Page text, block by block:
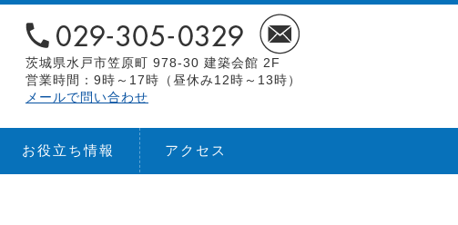
茨城県水戸市笠原町 978-30 建築会館 2F
営業時間：9時～17時（昼休み12時～13時）
メールで問い合わせ
お役立ち情報 アクセス